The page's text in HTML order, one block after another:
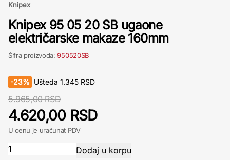
Knipex
Knipex 95 05 20 SB ugaone
električarske makaze 160mm
Šifra proizvoda:950520SB
-23% Ušteda 1.345 RSD
5.965,00 RSD
4.620,00 RSD
U cenu je uračunat PDV